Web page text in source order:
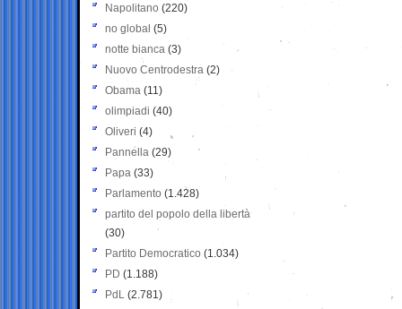
Napolitano (220)
no global (5)
notte bianca (3)
Nuovo Centrodestra (2)
Obama (11)
olimpiadi (40)
Oliveri (4)
Pannella (29)
Papa (33)
Parlamento (1.428)
partito del popolo della libertà
(30)
Partito Democratico (1.034)
PD (1.188)
PdL (2.781)